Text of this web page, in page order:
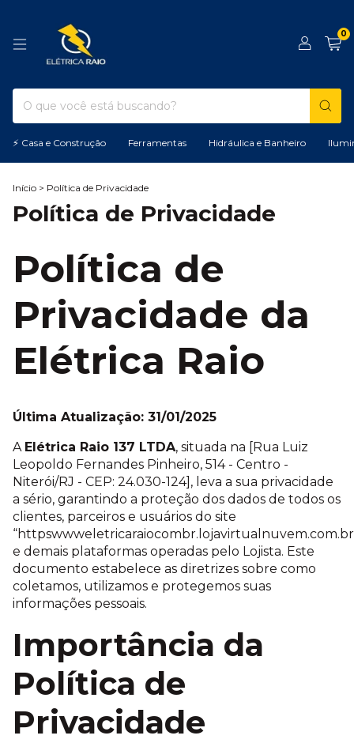
0
⚡ Casa e Construção Ferramentas Hidráulica e Banheiro
Início > Política de Privacidade
Política de Privacidade
Política de
Privacidade da
Elétrica Raio
Última Atualização: 31/01/2025
A Elétrica Raio 137 LTDA, situada na [Rua Luiz
Leopoldo Fernandes Pinheiro, 514 - Centro -
Niterói/RJ - CEP: 24.030-124], leva a sua privacidade
a sério, garantindo a proteção dos dados de todos os
clientes, parceiros e usuários do site
e demais plataformas operadas pelo Lojista. Este
documento estabelece as diretrizes sobre como
coletamos, utilizamos e protegemos suas
informações pessoais.
Importância da
Política de
Privacidade